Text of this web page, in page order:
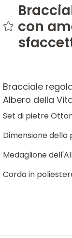
con
Bracciale
Albero della
Set di pietre
Dimensione della
Medaglione
Corda in